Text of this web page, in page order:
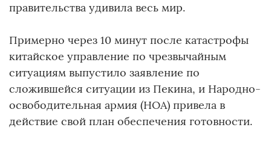
правительства удивила весь мир.
Примерно через 10 минут после катастрофы
китайское управление по чрезвычайным
ситуациям выпустило заявление по
сложившейся ситуации из Пекина, и Народно-
освободительная армия (НОА) привела в
действие свой план обеспечения готовности.